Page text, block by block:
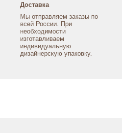
Доставка
Мы отправляем заказы по
всей России. При
необходимости
изготавливаем
индивидуальную
дизайнерскую упаковку.